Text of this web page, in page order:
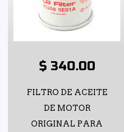
$ 340.00
FILTRO DE ACEITE
DE MOTOR
ORIGINAL PARA